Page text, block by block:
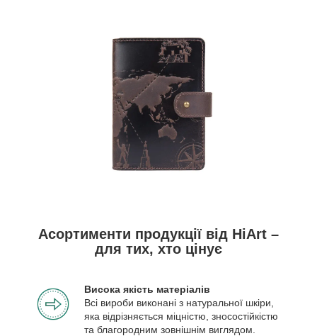
Асортименти продукції від HiArt –
для тих, хто цінує
Висока якість матеріалів
Всі вироби виконані з натуральної шкіри,
яка відрізняється міцністю, зносостійкістю
та благородним зовнішнім виглядом.